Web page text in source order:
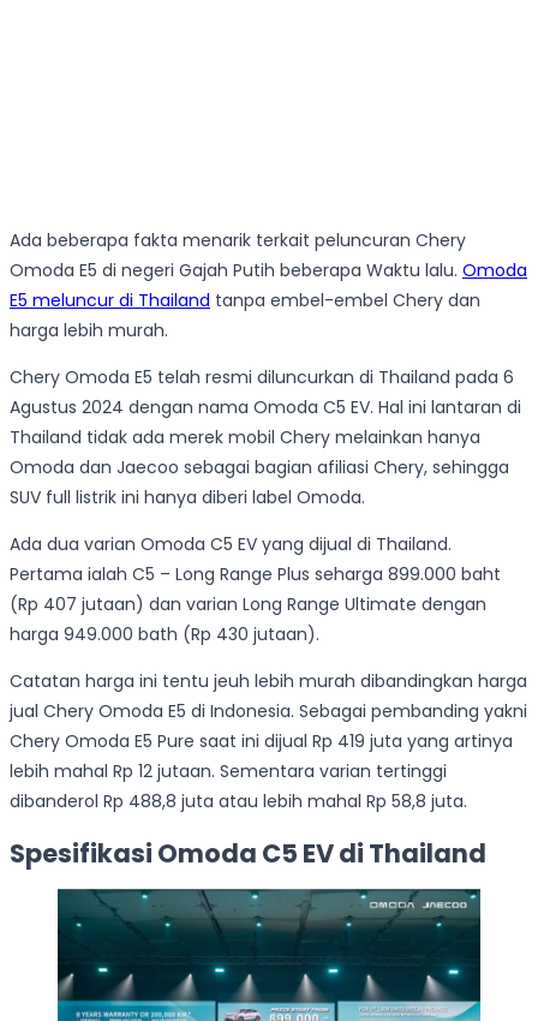
Ada beberapa fakta menarik terkait peluncuran Chery
Omoda E5 di negeri Gajah Putih beberapa Waktu lalu. Omoda
E5 meluncur di Thailand tanpa embel-embel Chery dan
harga lebih murah.
Chery Omoda E5 telah resmi diluncurkan di Thailand pada 6
Agustus 2024 dengan nama Omoda C5 EV. Hal ini lantaran di
Thailand tidak ada merek mobil Chery melainkan hanya
Omoda dan Jaecoo sebagai bagian afiliasi Chery, sehingga
SUV full listrik ini hanya diberi label Omoda.
Ada dua varian Omoda C5 EV yang dijual di Thailand.
Pertama ialah C5 – Long Range Plus seharga 899.000 baht
(Rp 407 jutaan) dan varian Long Range Ultimate dengan
harga 949.000 bath (Rp 430 jutaan).
Catatan harga ini tentu jeuh lebih murah dibandingkan harga
jual Chery Omoda E5 di Indonesia. Sebagai pembanding yakni
Chery Omoda E5 Pure saat ini dijual Rp 419 juta yang artinya
lebih mahal Rp 12 jutaan. Sementara varian tertinggi
dibanderol Rp 488,8 juta atau lebih mahal Rp 58,8 juta.
Spesifikasi Omoda C5 EV di Thailand